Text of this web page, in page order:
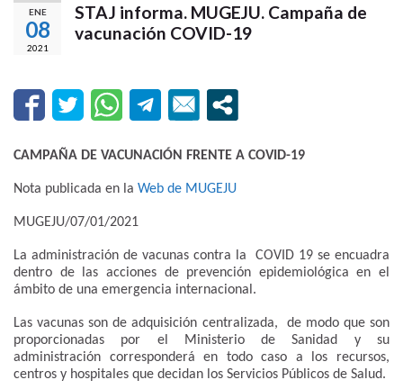
ENE
08
2021
STAJ informa. MUGEJU. Campaña de
vacunación COVID-19
CAMPAÑA DE VACUNACIÓN FRENTE A COVID-19
Nota publicada en la Web de MUGEJU
MUGEJU/07/01/2021
La administración de vacunas contra la COVID 19 se encuadra
dentro de las acciones de prevención epidemiológica en el
ámbito de una emergencia internacional.
Las vacunas son de adquisición centralizada, de modo que son
proporcionadas por el Ministerio de Sanidad y su
administración corresponderá en todo caso a los recursos,
centros y hospitales que decidan los Servicios Públicos de Salud.